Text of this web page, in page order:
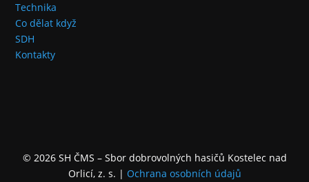
Technika
Co dělat když
SDH
Kontakty
© 2026 SH ČMS – Sbor dobrovolných hasičů Kostelec nad
Orlicí, z. s. | Ochrana osobních údajů